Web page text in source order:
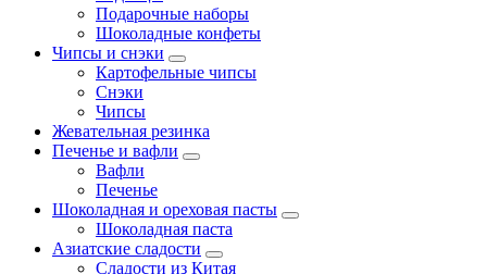
Подарочные наборы
Шоколадные конфеты
Чипсы и снэки
Картофельные чипсы
Снэки
Чипсы
Жевательная резинка
Печенье и вафли
Вафли
Печенье
Шоколадная и ореховая пасты
Шоколадная паста
Азиатские сладости
Сладости из Китая